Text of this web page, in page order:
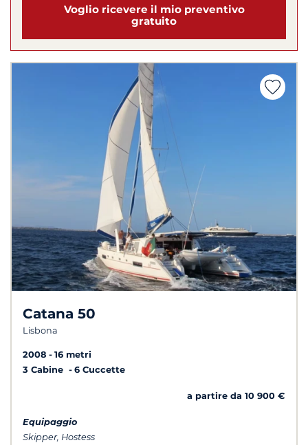
Voglio ricevere il mio preventivo
gratuito
Catana 50
Lisbona
2008
16 metri
3 Cabine
6 Cuccette
a partire da 10 900 €
Equipaggio
Skipper, Hostess